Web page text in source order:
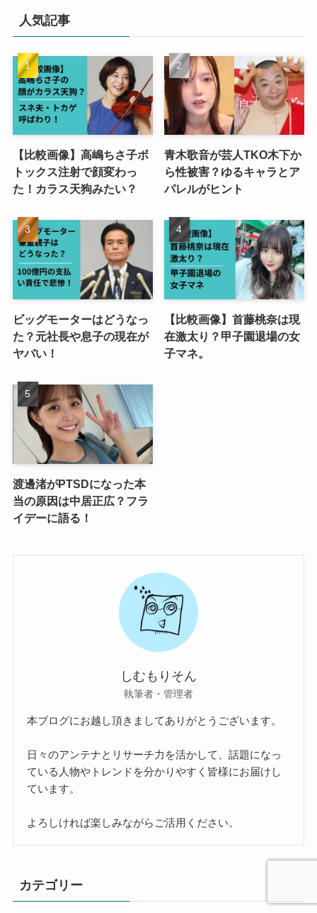
人気記事
【比較画像】高嶋ちさ子ボ
トックス注射で顔変わっ
た！カラス天狗みたい？
青木歌音が芸人TKO木下か
ら性被害？ゆるキャラとア
パレルがヒント
ビッグモーターはどうなっ
た？元社長や息子の現在が
ヤバい！
【比較画像】首藤桃奈は現
在激太り？甲子園退場の女
子マネ。
渡邊渚がPTSDになった本
当の原因は中居正広？フラ
イデーに語る！
しむもりそん
執筆者・管理者
本ブログにお越し頂きましてありがとうございます。
日々のアンテナとリサーチ力を活かして、話題になっ
ている人物やトレンドを分かりやすく皆様にお届けし
ています。
よろしければ楽しみながらご活用ください。
カテゴリー